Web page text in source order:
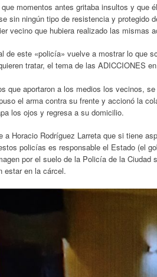
momentos antes gritaba insultos y que
sin ningún tipo de resistencia y protegido
vecino que hubiera realizado las mismas
de este «policía» vuelve a mostrar lo que
tratar, el tema de las ADICCIONES
que aportaron a los medios los vecinos,
el arma contra su frente y accionó la
los ojos y regresa a su domicilio.
a Horacio Rodríguez Larreta que si tiene
policías es responsable el Estado (el
por el suelo de la Policía de la
estar en la cárcel.